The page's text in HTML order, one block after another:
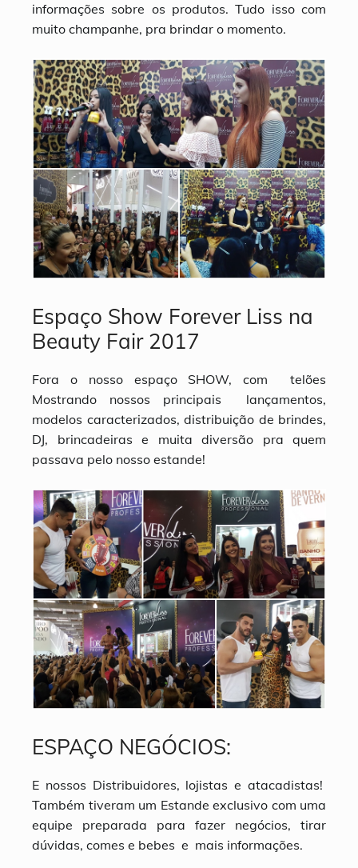
informações sobre os produtos. Tudo isso com
muito champanhe, pra brindar o momento.
Espaço Show Forever Liss na
Beauty Fair 2017
Fora o nosso espaço SHOW, com telões
Mostrando nossos principais lançamentos,
modelos caracterizados, distribuição de brindes,
DJ, brincadeiras e muita diversão pra quem
passava pelo nosso estande!
ESPAÇO NEGÓCIOS:
E nossos Distribuidores, lojistas e atacadistas!
Também tiveram um Estande exclusivo com uma
equipe preparada para fazer negócios, tirar
dúvidas, comes e bebes e mais informações.